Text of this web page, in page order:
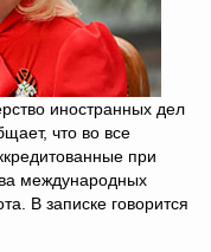
иностранных дел
что во все
при
международных
В записке говорится